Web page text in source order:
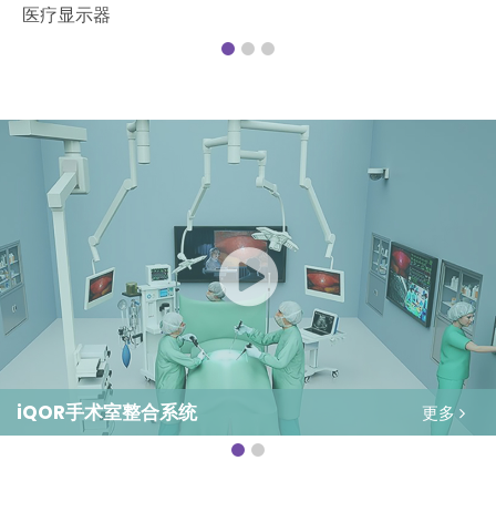
医疗显示器
iQOR手术室整合系统 更多